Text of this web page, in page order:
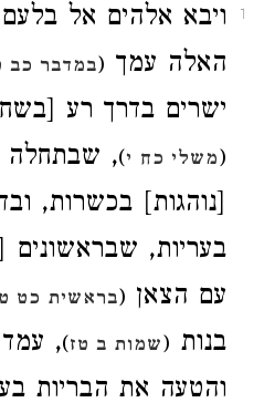
1
ויבא אלהים אל
האלה עמך (במדבר כב
ישרים בדרך רע
(משלי כח י), שבתחלה
[נוהגות] בכשרות,
בעריות,
עם הצאן (בראשית כט ט
בנות (שמות ב טז)
,
והטעה את הבריות